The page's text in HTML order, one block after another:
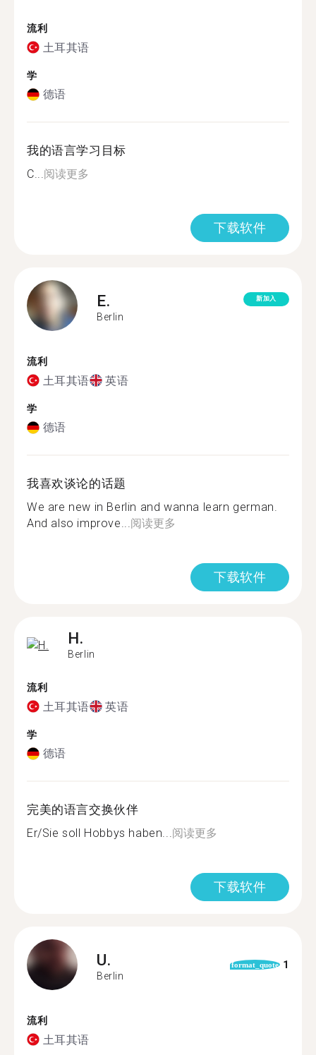
流利
土耳其语
学
德语
我的语言学习目标
C...阅读更多
下载软件
E.
Berlin
新加入
流利
土耳其语 英语
学
德语
我喜欢谈论的话题
We are new in Berlin and wanna learn german.
And also improve...阅读更多
下载软件
H.
Berlin
流利
土耳其语 英语
学
德语
完美的语言交换伙伴
Er/Sie soll Hobbys haben...阅读更多
下载软件
U.
Berlin
format_quote 1
流利
土耳其语